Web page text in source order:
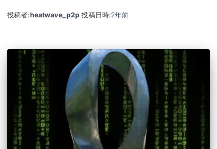
投稿者:heatwave_p2p 投稿日時:2年前